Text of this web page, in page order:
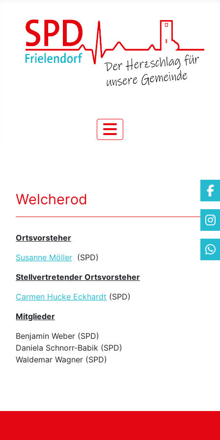
Welcherod
Ortsvorsteher
Susanne Möller (SPD)
Stellvertretender Ortsvorsteher
Carmen Hucke Eckhardt (SPD)
Mitglieder
Benjamin Weber (SPD)
Daniela Schnorr-Babik (SPD)
Waldemar Wagner (SPD)